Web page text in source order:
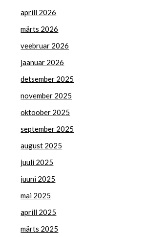
aprill 2026
märts 2026
veebruar 2026
jaanuar 2026
detsember 2025
november 2025
oktoober 2025
september 2025
august 2025
juuli 2025
juuni 2025
mai 2025
aprill 2025
märts 2025